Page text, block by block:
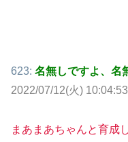
623: 名無しですよ、名
2022/07/12(火)
まあまあちゃんと育成